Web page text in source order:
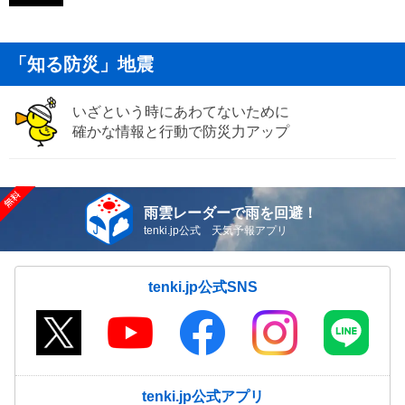
「知る防災」地震
いざという時にあわてないために
確かな情報と行動で防災力アップ
雨雲レーダーで雨を回避！
tenki.jp公式 天気予報アプリ
tenki.jp公式SNS
tenki.jp公式アプリ